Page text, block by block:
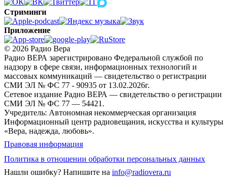
Стриминги
Приложение
© 2026 Радио Вера
Радио ВЕРА зарегистрировано Федеральной службой по
надзору в сфере связи, информационных технологий и
массовых коммуникаций — свидетельство о регистрации
СМИ ЭЛ № ФС 77 - 90935 от 13.02.2026г.
Сетевое издание Радио ВЕРА — свидетельство о регистрации
СМИ ЭЛ № ФС 77 — 54421.
Учредитель: Автономная некоммерческая организация
Информационный центр радиовещания, искусства и культуры
«Вера, надежда, любовь».
Правовая информация
Политика в отношении обработки персональных данных
Нашли ошибку? Напишите на info@radiovera.ru